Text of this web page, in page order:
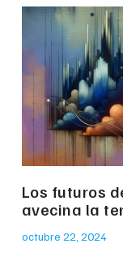
Los futuros
avecina la
octubre 22, 2024